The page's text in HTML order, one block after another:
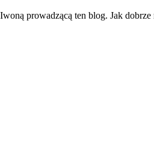
prowadzącą ten blog. Jak